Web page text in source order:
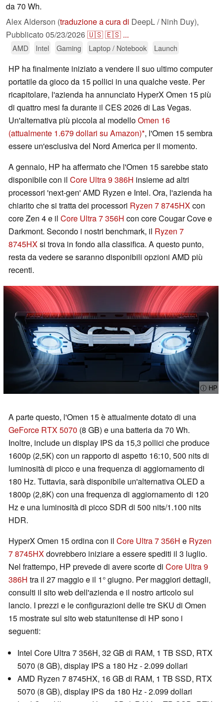
da 70 Wh.
Alex Alderson (traduzione a cura di DeepL / Ninh Duy),
Pubblicato 05/23/2026🇺🇸🇪🇸 ...
AMD Intel Gaming Laptop / Notebook Launch
HP ha finalmente iniziato a vendere il suo ultimo computer
portatile da gioco da 15 pollici in una qualche veste. Per
ricapitolare, l'azienda ha annunciato HyperX Omen 15 più
di quattro mesi fa durante il CES 2026 di Las Vegas.
Un'alternativa più piccola al modelloOmen 16
(attualmente 1.679 dollari su Amazon) , l'Omen 15 sembra
essere un'esclusiva del Nord America per il momento.
A gennaio, HP ha affermato che l'Omen 15 sarebbe stato
disponibile con il Core Ultra 9 386H insieme ad altri
processori 'next-gen' AMD Ryzen e Intel. Ora, l'azienda ha
chiarito che si tratta dei processori Ryzen 7 8745HXcon
core Zen 4 e il Core Ultra 7 356H con core Cougar Cove e
Darkmont. Secondo i nostri benchmark, il Ryzen 7
8745HXsi trova in fondo alla classifica. A questo punto,
resta da vedere se saranno disponibili opzioni AMD più
recenti.
ⓘ HP
A parte questo, l'Omen 15 è attualmente dotato di una
GeForce RTX 5070 (8 GB) e una batteria da 70 Wh.
Inoltre, include un display IPS da 15,3 pollici che produce
1600p (2,5K) con un rapporto di aspetto 16:10, 500 nits di
luminosità di picco e una frequenza di aggiornamento di
180 Hz. Tuttavia, sarà disponibile un'alternativa OLED a
1800p (2,8K) con una frequenza di aggiornamento di 120
Hz e una luminosità di picco SDR di 500 nits/1.100 nits
HDR.
HyperX Omen 15 ordina con il Core Ultra 7 356H e Ryzen
7 8745HXdovrebbero iniziare a essere spediti il 3 luglio.
Nel frattempo, HP prevede di avere scorte di Core Ultra 9
386H tra il 27 maggio e il 1° giugno. Per maggiori dettagli,
consulti il sito web dell'azienda e il nostro articolo sul
lancio. I prezzi e le configurazioni delle tre SKU di Omen
15 mostrate sul sito web statunitense di HP sono i
seguenti:
Intel Core Ultra 7 356H, 32 GB di RAM, 1 TB SSD, RTX
5070 (8 GB), display IPS a 180 Hz - 2.099 dollari
AMD Ryzen 7 8745HX, 16 GB di RAM, 1 TB SSD, RTX
5070 (8 GB), display IPS da 180 Hz - 2.099 dollari